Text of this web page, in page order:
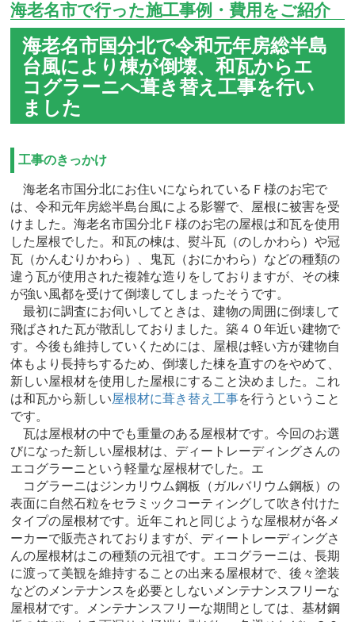
海老名市で行った施工事例・費用をご紹介
海老名市国分北で令和元年房総半島
台風により棟が倒壊、和瓦からエ
コグラーニへ葺き替え工事を行い
ました
工事のきっかけ
海老名市国分北にお住いになられているＦ様のお宅で
は、令和元年房総半島台風による影響で、屋根に被害を受
けました。海老名市国分北Ｆ様のお宅の屋根は和瓦を使用
した屋根でした。和瓦の棟は、熨斗瓦（のしかわら）や冠
瓦（かんむりかわら）、鬼瓦（おにかわら）などの種類の
違う瓦が使用された複雑な造りをしておりますが、その棟
が強い風都を受けて倒壊してしまったそうです。
最初に調査にお伺いしてときは、建物の周囲に倒壊して
飛ばされた瓦が散乱しておりました。築４０年近い建物で
す。今後も維持していくためには、屋根は軽い方が建物自
体もより長持ちするため、倒壊した棟を直すのをやめて、
新しい屋根材を使用した屋根にすること決めました。これ
は和瓦から新しい屋根材に葺き替え工事を行うということ
です。
瓦は屋根材の中でも重量のある屋根材です。今回のお選
びになった新しい屋根材は、ディートレーディングさんの
エコグラーニという軽量な屋根材でした。エ
コグラーニはジンカリウム鋼板（ガルバリウム鋼板）の
表面に自然石粒をセラミックコーティングして吹き付けた
タイプの屋根材です。近年これと同じような屋根材が各メ
ーカーで販売されておりますが、ディートレーディングさ
んの屋根材はこの種類の元祖です。エコグラーニは、長期
に渡って美観を維持することの出来る屋根材で、後々塗装
などのメンテナンスを必要としないメンテナンスフリーな
屋根材です。メンテナンスフリーな期間としては、基材鋼